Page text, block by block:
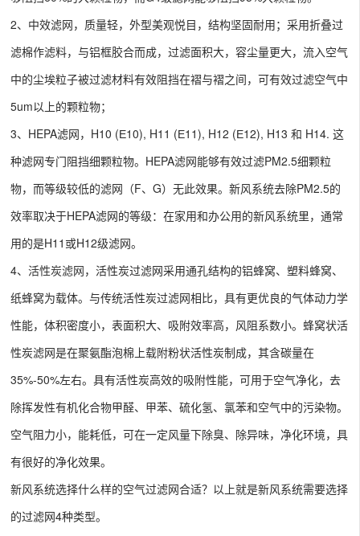
2、中效滤网，质量轻，外型美观悦目，结构坚固耐用；采用折叠过
滤棉作滤料，与铝框胶合而成，过滤面积大，容尘量更大，流入空气
中的尘埃粒子被过滤材料有效阻挡在褶与褶之间，可有效过滤空气中
5um以上的颗粒物；
3、HEPA滤网，H10 (Е10), H11 (Е11), H12 (Е12), H13 和 H14. 这
种滤网专门阻挡细颗粒物。HEPA滤网能够有效过滤PM2.5细颗粒
物，而等级较低的滤网（F、G）无此效果。新风系统去除PM2.5的
效率取决于HEPA滤网的等级：在家用和办公用的新风系统里，通常
用的是H11或H12级滤网。
4、 活性炭滤网，活性炭过滤网采用通孔结构的铝蜂窝、塑料蜂窝、
纸蜂窝为载体。与传统活性炭过滤网相比，具有更优良的气体动力学
性能，体积密度小，表面积大、吸附效率高，风阻系数小。蜂窝状活
性炭滤网是在聚氨酯泡棉上载附粉状活性炭制成，其含碳量在
35%-50%左右。具有活性炭高效的吸附性能，可用于空气净化，去
除挥发性有机化合物甲醛、甲苯、硫化氢、氯苯和空气中的污染物。
空气阻力小，能耗低，可在一定风量下除臭、除异味，净化环境，具
有很好的净化效果。
新风系统选择什么样的空气过滤网合适？以上就是新风系统需要选择
的过滤网4种类型。